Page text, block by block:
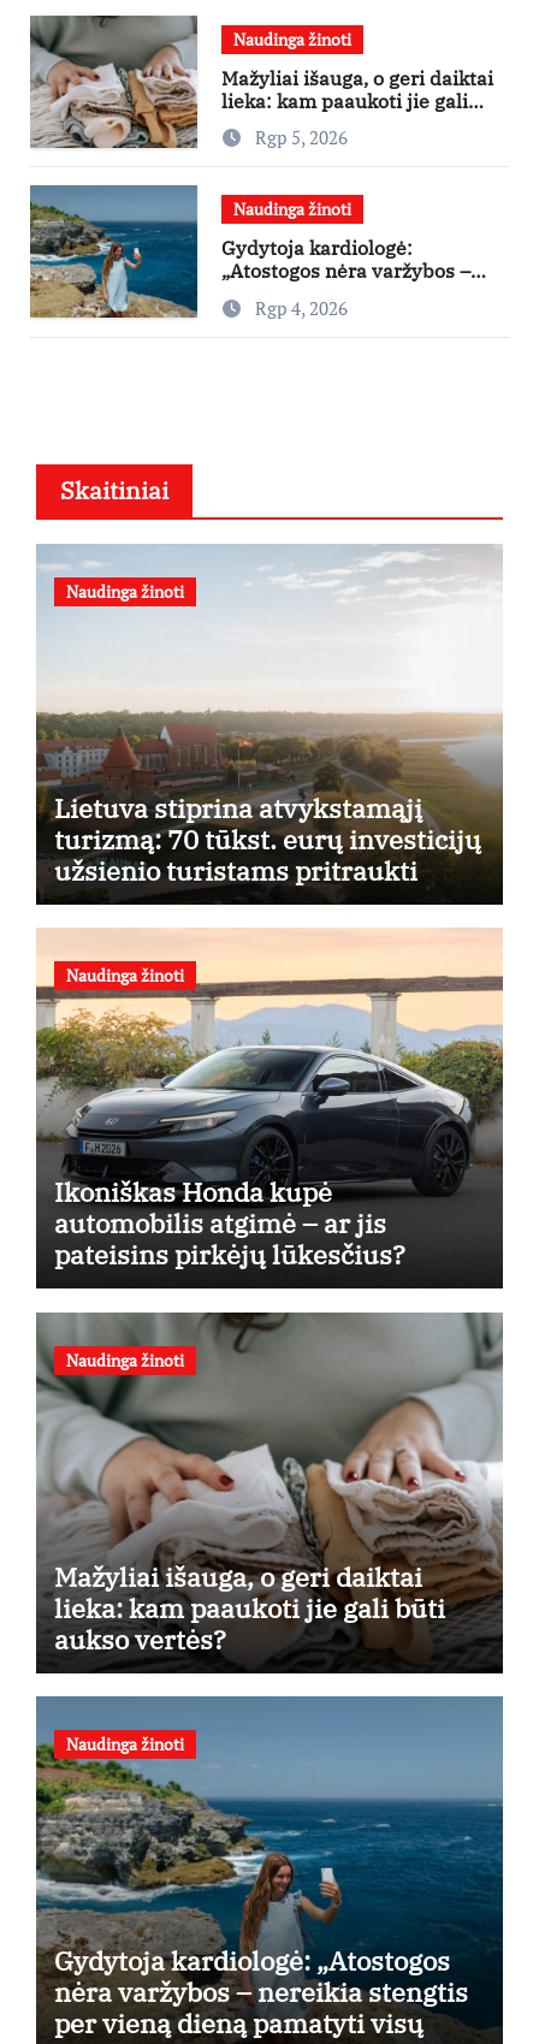
Naudinga žinoti
Mažyliai išauga, o geri daiktai
lieka: kam paaukoti jie gali
būti aukso vertės?
Rgp 5, 2026
Naudinga žinoti
Gydytoja kardiologė:
„Atostogos nėra varžybos –
nereikia stengtis per vieną
dieną pamatyti visų lankytinų
vietų“
Rgp 4, 2026
Skaitiniai
Naudinga žinoti
Lietuva stiprina atvykstamąjį
turizmą: 70 tūkst. eurų investicijų
užsienio turistams pritraukti
Naudinga žinoti
Ikoniškas Honda kupė
automobilis atgimė – ar jis
pateisins pirkėjų lūkesčius?
Naudinga žinoti
Mažyliai išauga, o geri daiktai
lieka: kam paaukoti jie gali būti
aukso vertės?
Naudinga žinoti
Gydytoja kardiologė: „Atostogos
nėra varžybos – nereikia stengtis
per vieną dieną pamatyti visų